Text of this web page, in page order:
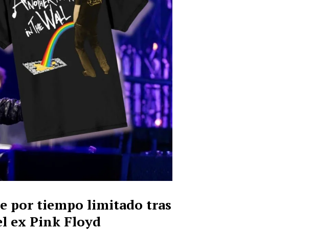
por tiempo limitado tras
ex Pink Floyd